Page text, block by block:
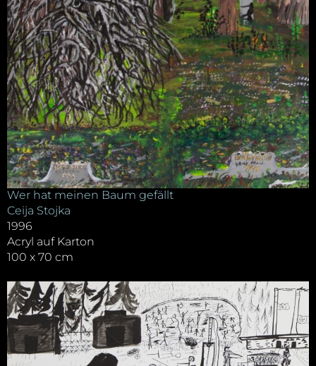
Wer hat meinen Baum gefällt
Ceija Stojka
1996
Acryl auf Karton
100 x 70 cm